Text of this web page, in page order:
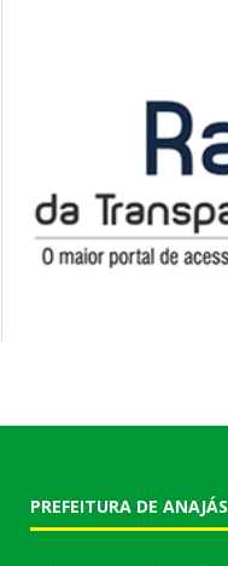
PREFEITURA DE ANAJÁS